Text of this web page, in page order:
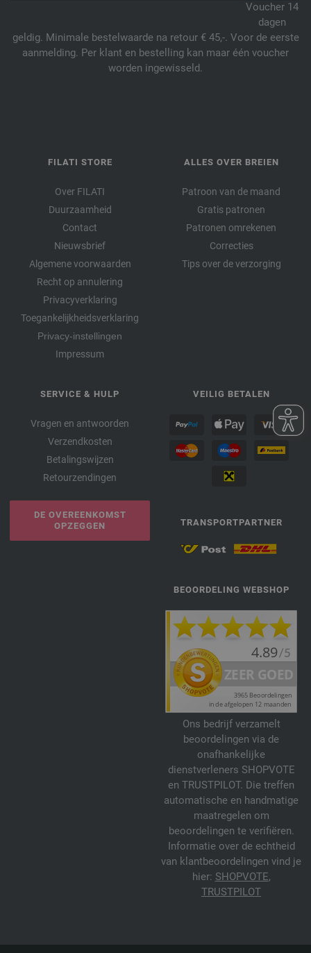
Voucher 14
dagen
geldig. Minimale bestelwaarde na retour € 45,-. Voor de eerste
aanmelding. Per klant en bestelling kan maar één voucher
worden ingewisseld.
FILATI STORE
Over FILATI
Duurzaamheid
Contact
Nieuwsbrief
Algemene voorwaarden
Recht op annulering
Privacyverklaring
Toegankelijkheidsverklaring
Privacy-instellingen
Impressum
ALLES OVER BREIEN
Patroon van de maand
Gratis patronen
Patronen omrekenen
Correcties
Tips over de verzorging
SERVICE & HULP
Vragen en antwoorden
Verzendkosten
Betalingswijzen
Retourzendingen
DE OVEREENKOMST
OPZEGGEN
VEILIG BETALEN
TRANSPORTPARTNER
BEOORDELING WEBSHOP
Ons bedrijf verzamelt
beoordelingen via de
onafhankelijke
dienstverleners SHOPVOTE
en TRUSTPILOT. Die treffen
automatische en handmatige
maatregelen om
beoordelingen te verifiëren.
Informatie over de echtheid
van klantbeoordelingen vind je
hier: SHOPVOTE,
TRUSTPILOT